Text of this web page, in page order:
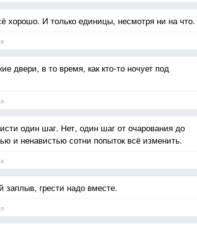
хорошо. И только единицы, несмотря ни на что.
двери, в то время, как кто-то ночует под
один шаг. Нет, один шаг от очарования до
и ненавистью сотни попыток всё изменить.
грести надо вместе.